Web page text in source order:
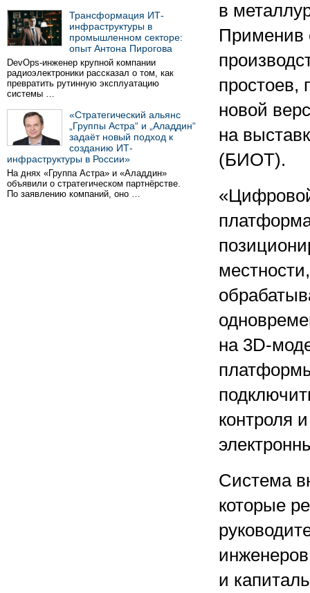
Трансформация ИТ-
инфраструктуры в
промышленном секторе:
опыт Антона Пирогова
DevOps-инженер крупной компании
радиоэлектроники рассказал о том, как
превратить рутинную эксплуатацию
системы …
«Стратегический альянс
„Группы Астра“ и „Аладдин“
задаёт новый подход к
созданию ИТ-
инфраструктуры в России»
На днях «Группа Астра» и «Аладдин»
объявили о стратегическом партнёрстве.
По заявлению компаний, оно …
в
Применив
простоев,
новой
на
(БИОТ).
на 3D-
контроля
Система
которые
и